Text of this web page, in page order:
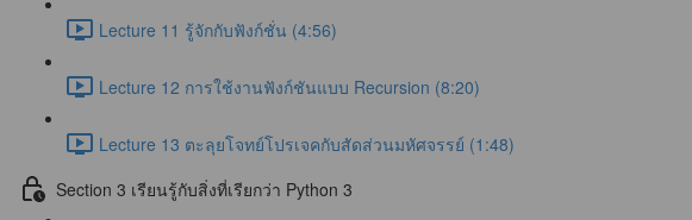
Lecture 11 รู้จักกับฟังก์ชั่น (4:56)
Lecture 12 การใช้งานฟังก์ชันแบบ Recursion (8:20)
Lecture 13 ตะลุยโจทย์โปรเจคกับสัดส่วนมหัศจรรย์ (1:48)
Section 3 เรียนรู้กับสิ่งที่เรียกว่า Python 3